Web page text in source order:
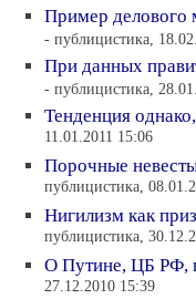
Пример делового
- публицистика,
При данных
- публицистика,
Тенденция
11.01.2011 15:06
Порочные
публицистика,
Нигилизм как
публицистика,
О Путине, ЦБ РФ,
27.12.2010 15:39